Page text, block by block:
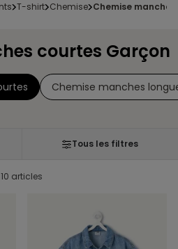
t-shirt chemise chemise
courtes Garçon
Chemise manches
Tous les filtres
10 articles